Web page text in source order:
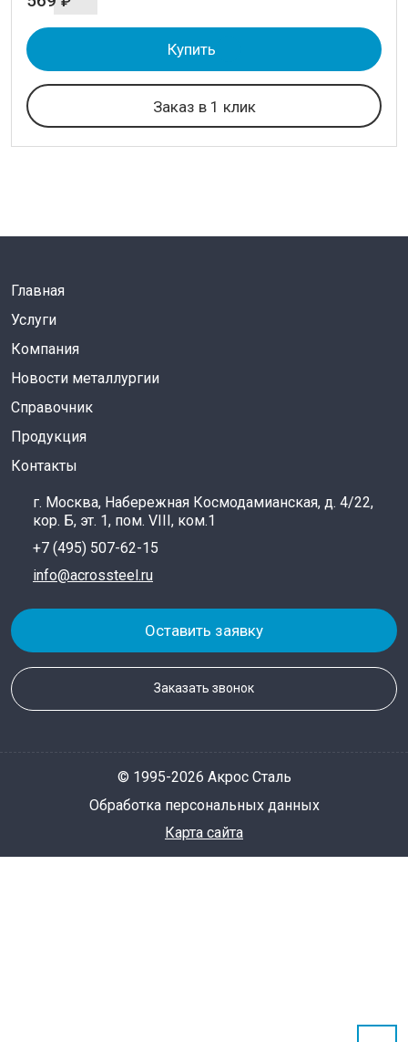
Купить
Заказ в 1 клик
Главная
Услуги
Компания
Новости металлургии
Справочник
Продукция
Контакты
г. Москва, Набережная Космодамианская, д. 4/22,
кор. Б, эт. 1, пом. VIII, ком.1
+7 (495) 507-62-15
info@acrossteel.ru
Оставить заявку
Заказать звонок
© 1995-2026 Акрос Сталь
Обработка персональных данных
Карта сайта